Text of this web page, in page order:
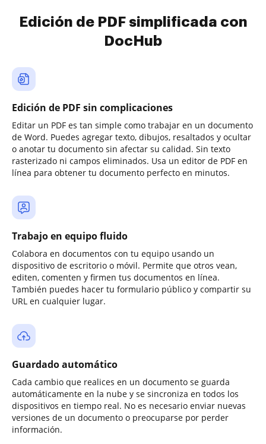
Edición de PDF simplificada con
DocHub
Edición de PDF sin complicaciones
Editar un PDF es tan simple como trabajar en un documento
de Word. Puedes agregar texto, dibujos, resaltados y ocultar
o anotar tu documento sin afectar su calidad. Sin texto
rasterizado ni campos eliminados. Usa un editor de PDF en
línea para obtener tu documento perfecto en minutos.
Trabajo en equipo fluido
Colabora en documentos con tu equipo usando un
dispositivo de escritorio o móvil. Permite que otros vean,
editen, comenten y firmen tus documentos en línea.
También puedes hacer tu formulario público y compartir su
URL en cualquier lugar.
Guardado automático
Cada cambio que realices en un documento se guarda
automáticamente en la nube y se sincroniza en todos los
dispositivos en tiempo real. No es necesario enviar nuevas
versiones de un documento o preocuparse por perder
información.